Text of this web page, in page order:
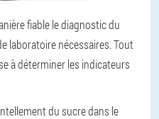
fiable le diagnostic du
laboratoire nécessaires. Tout
à déterminer les indicateurs
du sucre dans le